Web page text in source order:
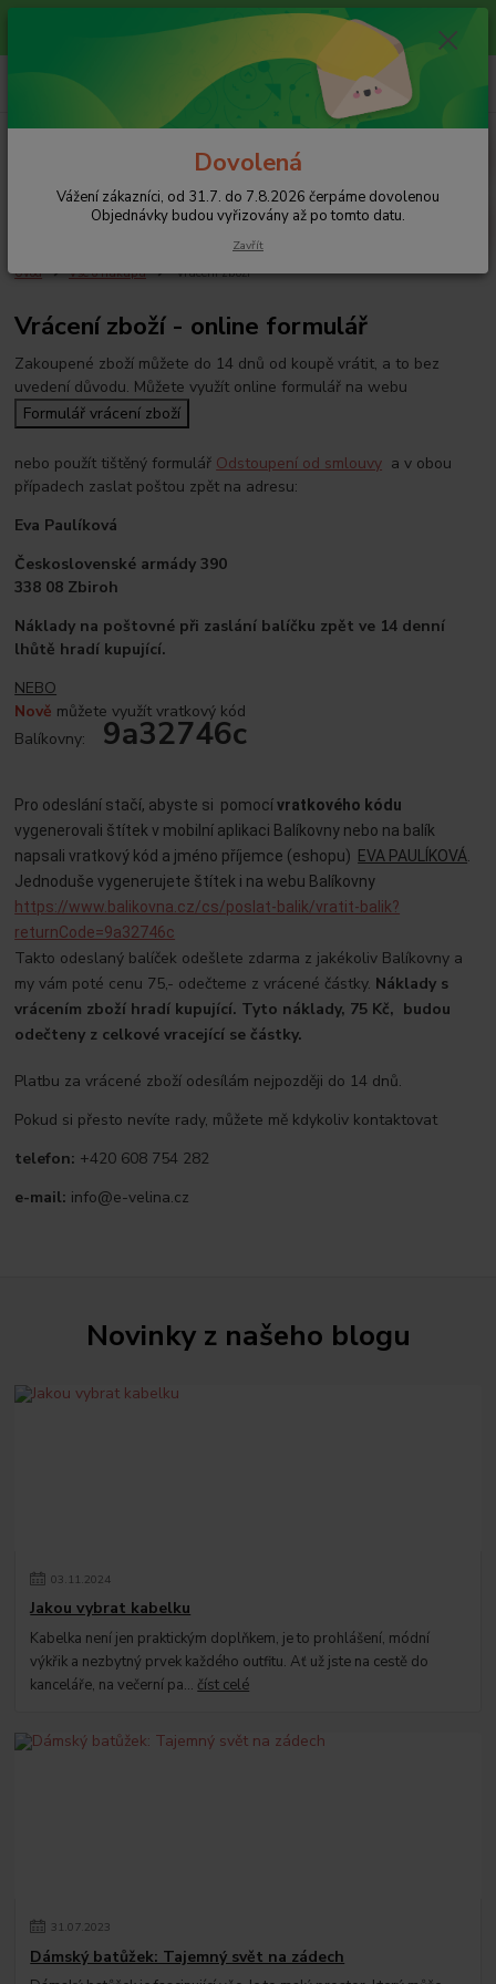
Vážení zákazníci, od 31.7. do 7.8.2026 čerpáme dovolenou
Objednávky budou vyřizovány až po tomto datu.
+420 608 754 282
pište email, pokud nezvedám tel.
Úvod Vše o nákupu Vrácení zboží
Vrácení zboží - online formulář
Zakoupené zboží můžete do 14 dnů od koupě vrátit, a to bez
uvedení důvodu. Můžete využít online formulář na webu
Formulář vrácení zboží
nebo použít tištěný formulář Odstoupení od smlouvy a v obou
případech zaslat poštou zpět na adresu:
Eva Paulíková
Československé armády 390
338 08 Zbiroh
Náklady na poštovné při zaslání balíčku zpět ve 14 denní
lhůtě hradí kupující.
NEBO
Nově můžete využít vratkový kód
Balíkovny: 9a32746c
Pro odeslání stačí, abyste si pomocívratkového kódu
vygenerovali štítek v mobilní aplikaci Balíkovny nebo na balík
napsali vratkový kód a jméno příjemce (eshopu) EVA PAULÍKOVÁ
Jednoduše vygenerujete štítek i na webu Balíkovny
https://www.balikovna.cz/cs/poslat-balik/vratit-balik?
returnCode=9a32746c
Takto odeslaný balíček odešlete zdarma z jakékoliv Balíkovny a
my vám poté cenu 75,- odečteme z vrácené částky. Náklady s
vrácením zboží hradí kupující. Tyto náklady, 75 Kč, budou
odečteny z celkové vracející se částky.
Platbu za vrácené zboží odesílám nejpozději do 14 dnů.
Pokud si přesto nevíte rady, můžete mě kdykoliv kontaktovat
telefon: +420 608 754 282
e-mail: info@e-velina.cz
Novinky z našeho blogu
03. 11.2024
Jakou vybrat kabelku
Kabelka není jen praktickým doplňkem, je to prohlášení, módní
výkřik a nezbytný prvek každého outfitu. Ať už jste na cestě do
kanceláře, na večerní pa... číst celé
31.07.2023
Dámský batůžek: Tajemný svět na zádech
Dovolená
Vážení zákazníci, od 31.7. do 7.8.2026 čerpáme dovolenou
Objednávky budou vyřizovány až po tomto datu.
Zavřít